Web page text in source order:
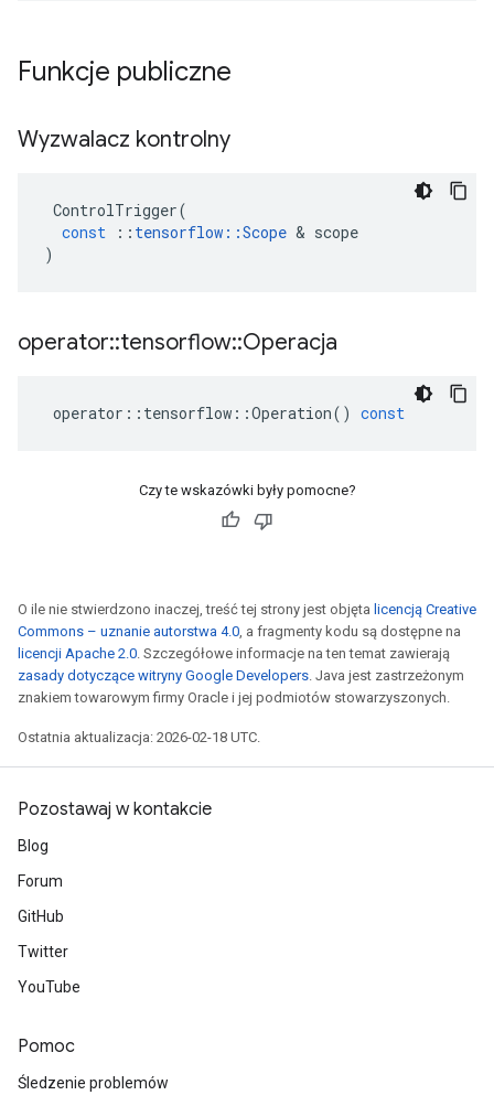
Funkcje publiczne
Wyzwalacz kontrolny
ControlTrigger(
const
:: tensorflow ::Scope & scope
)
operator::tensorflow::Operacja
operator :: tensorflow ::Operation() const
Czy te wskazówki były pomocne?
O ile nie stwierdzono inaczej, treść tej strony jest objęta licencją Creative
Commons – uznanie autorstwa 4.0, a fragmenty kodu są dostępne na
licencji Apache 2.0. Szczegółowe informacje na ten temat zawierają
zasady dotyczące witryny Google Developers. Java jest zastrzeżonym
znakiem towarowym firmy Oracle i jej podmiotów stowarzyszonych.
Ostatnia aktualizacja: 2026-02-18 UTC.
Pozostawaj w kontakcie
Blog
Forum
GitHub
Twitter
YouTube
Pomoc
Śledzenie problemów